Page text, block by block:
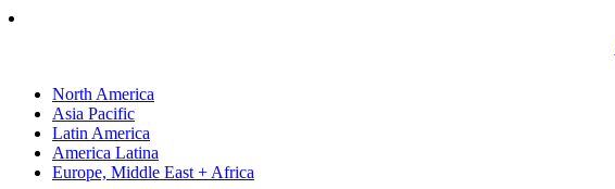
North America
Asia Pacific
Latin America
America Latina
Europe, Middle East + Africa